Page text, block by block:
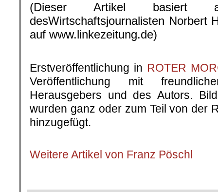
(Dieser Artikel basiert
desWirtschaftsjournalisten Norbert
auf www.linkezeitung.de)
Erstveröffentlichung in ROTER
Veröffentlichung mit
Herausgebers und des Autors.
wurden ganz oder zum Teil von der
hinzugefügt.
Weitere Artikel von Franz Pöschl